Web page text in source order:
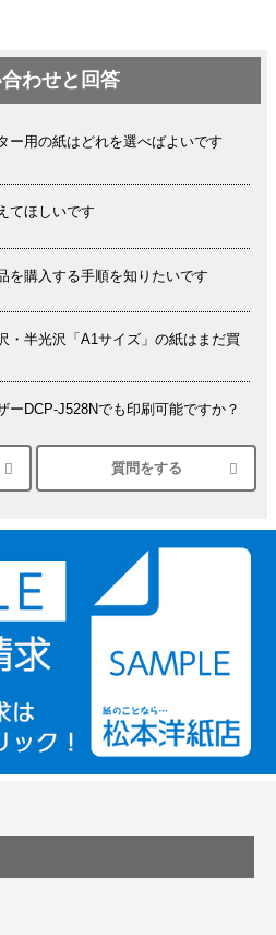
わせと回答
ー用の紙はどれを選べばよいです
てほしいです
を購入する手順を知りたいです
・半光沢「A1サイズ」の紙はまだ買
ーDCP-J528Nでも印刷可能ですか？
EP-30VAで印刷するときの設定
すか
が透明の商品はありますか
ロールタイプはありますか？
装紙に適した紙はありますか？
質問をする